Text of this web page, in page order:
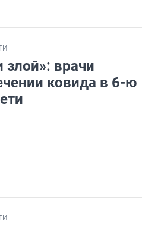
злой»: врачи
ковида в 6-ю